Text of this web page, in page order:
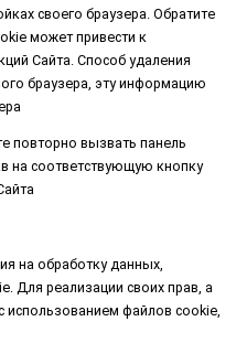
своего браузера. Обратите
может привести к
Сайта. Способ удаления
браузера, эту информацию
повторно вызвать панель
на соответствующую кнопку
на обработку данных,
Для реализации своих прав, а
файлов cookie,